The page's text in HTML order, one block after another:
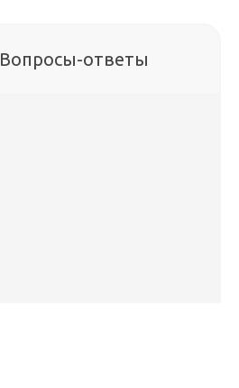
Вопросы-ответы